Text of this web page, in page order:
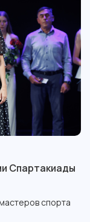
Спартакиады
спорта